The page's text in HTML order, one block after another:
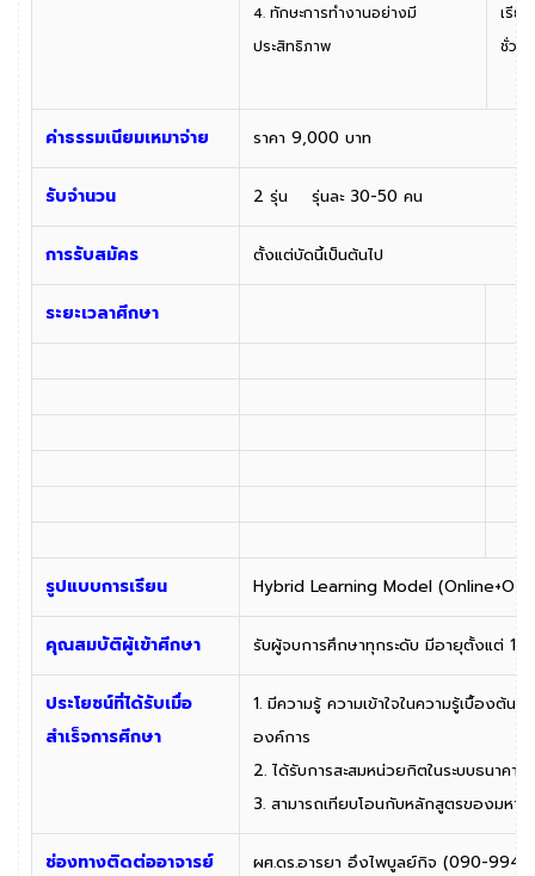
4. ทักษะการทำงานอย่างมี
ประสิทธิภาพ
เรีย
ชั่ว
ค่าธรรมเนียมเหมาจ่าย ราคา 9,000 บาท
รับจำนวน 2 รุ่น รุ่นละ 30-50 คน
การรับสมัคร ตั้งแต่บัดนี้เป็นต้นไป
ระยะเวลาศึกษา
รูปแบบการเรียน Hybrid Learning Model
คุณสมบัติผู้เข้าศึกษา รับผู้จบการศึกษาทุกระดับ มีอายุตั้งแต่ 13
ประโยชน์ที่ได้รับเมื่อ
สำเร็จการศึกษา
1. มีความรู้ ความเข้าใจในความรู้เบื้องต้
องค์การ
2. ได้รับการสะสมหน่วยกิตในระบบธนาค
3. สามารถเทียบโอนกับหลักสูตรของมหา
ช่องทางติดต่ออาจารย์
ผศ.ดร.อารยา อึงไพบูลย์กิจ (090-